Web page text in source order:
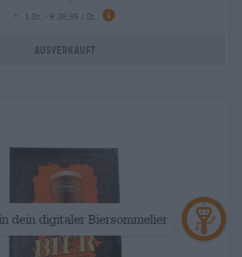
-
1 St. - € 36,95 / St.
Ausverkauft